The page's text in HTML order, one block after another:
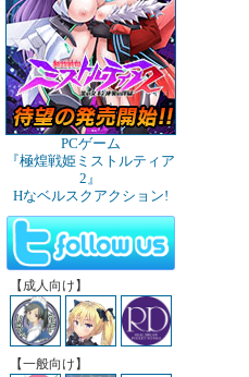
PCゲーム
『極煌戦姫ミストルティア
2』
Hなベルスクアクション!
【成人向け】
【一般向け】